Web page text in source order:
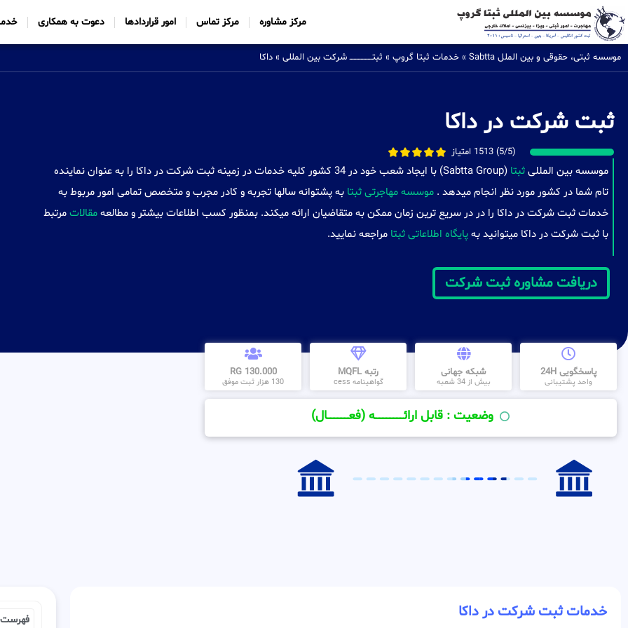
مرکز مشاوره مرکز تماس امور قراردادها دعوت به همکاری
موسسه ثبتی، حقوقی و بین الملل Sabtta » خدمات ثبتا گروپ » ثبتــــــــــــــــ شرکت بین المللی » داکا
ثبت شرکت در داکا
(5/5) 1513 امتیاز
موسسه بین المللیثبتا
(Sabtta Group) با ایجاد شعب خود در 34 کشور کلیه خدمات در زمینه ثبت شرکت در داکا را به عنوان نماینده
تام شما در کشور مورد نظر انجام میدهد . موسسه مهاجرتی ثبتا به پشتوانه سالها تجربه و کادر مجرب و متخصص تمامی امور مربوط به
خدمات ثبت شرکت در داکا را در در سریع ترین زمان ممکن به متقاضیان ارائه میکند. بمنظور کسب اطلاعات بیشتر و مطالعهمقالاتمرتبط
با ثبت شرکت در داکا میتوانید بهپایگاه اطلاعاتی ثبتا مراجعه نمایید.
دریافت مشاوره ثبت شرکت
پاسخگویی 24H
واحد پشتیبانی
شبکه جهانی
بیش از 34 شعبه
رتبه MQFL
گواهینامه cess
130.000 RG
130 هزار ثبت موفق
وضعیت : قابل ارائــــــــــــــــــــه (فعـــــــــــــــال)
خدمات ثبت شرکت در داکا